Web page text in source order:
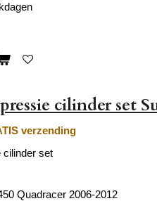
cilinder set
verzending
cilinder set
Quadracer 2006-2012